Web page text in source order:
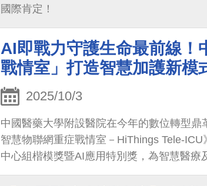
國際肯定！
AI即戰力守護生命最前線！
戰情室」打造智慧加護新模
2025/10/3
中國醫藥大學附設醫院在今年的數位轉型鼎
智慧物聯網重症戰情室－HiThings Tele-
中心組楷模獎暨AI應用特別獎，為智慧醫療
範。